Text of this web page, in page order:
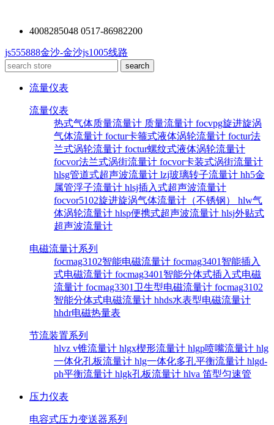
4008285048 0517-86982200
js555888金沙-金沙js1005线路
流量仪表
流量仪表
热式气体质量流量计 质量流量计 focvpg旋进旋涡
气体流量计 foctur卡箍式液体涡轮流量计 foctur法
兰式涡轮流量计 foctur螺纹式液体涡轮流量计
focvor法兰式涡街流量计 focvor卡装式涡街流量计
hlsg管道式超声波流量计 lzj玻璃转子流量计 hh5金
属管浮子流量计 hlsj插入式超声波流量计
focvor5102旋进旋涡气体流量计（不锈钢） hlw气
体涡轮流量计 hlsp便携式超声波流量计 hlsj外贴式
超声波流量计
电磁流量计系列
focmag3102智能电磁流量计 focmag3401智能插入
式电磁流量计 focmag3401智能分体式插入式电磁
流量计 focmag3301卫生型电磁流量计 focmag3102
智能分体式电磁流量计 hhds水表型电磁流量计
hhdr电磁热量表
节流装置系列
hlvz v锥流量计 hlgx楔形流量计 hlgp喷嘴流量计 hlg
一体化孔板流量计 hlg一体化多孔平衡流量计 hlgd-
ph平衡流量计 hlgk孔板流量计 hlva 笛型匀速管
压力仪表
电容式压力变送器系列